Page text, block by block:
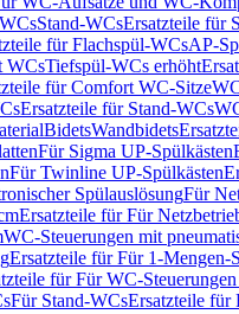
Stand-WCsErsatzteile für
für Flachspül-WCsAP-
WCsTiefspül-WCs erhöht
für Comfort WC-Sitze
Ersatzteile für Stand-WCs
BidetsWandbidets
Für Sigma UP-Spülkästen
Für Twinline UP-Spülkästen
SpülauslösungFür
Ersatzteile für Für
WC-Steuerungen mit
Ersatzteile für Für 1-Mengen-
für Für WC-
Für Stand-WCsErsatzteile für